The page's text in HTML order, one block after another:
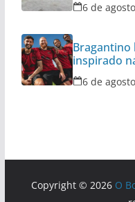
6 de
Bragantino
inspirado
6 de
Copyright © 2026 O